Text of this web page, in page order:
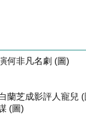
何非凡名劇 (圖)
蘭芝成影評人寵兒 (
(圖)